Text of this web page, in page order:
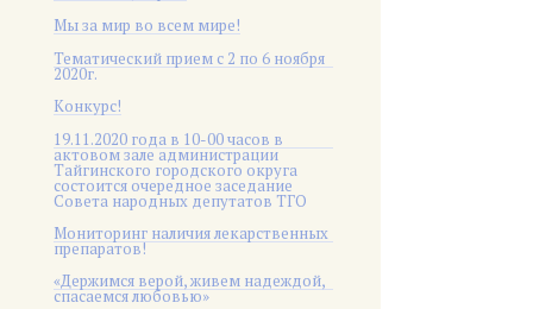
Мы за мир во всем мире!
Тематический прием с 2 по 6 ноября
2020г.
Конкурс!
19.11.2020 года в 10-00 часов в
актовом зале администрации
Тайгинского городского округа
состоится очередное заседание
Совета народных депутатов ТГО
Мониторинг наличия лекарственных
препаратов!
«Держимся верой, живем надеждой,
спасаемся любовью»